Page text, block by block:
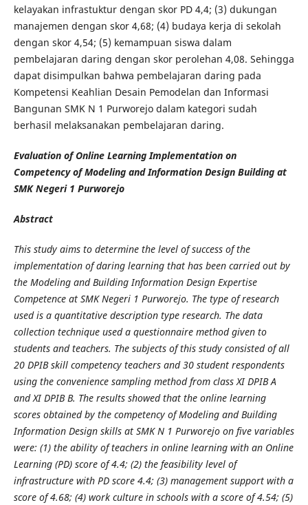
kelayakan infrastuktur dengan skor PD 4,4; (3) dukungan
manajemen dengan skor 4,68; (4) budaya kerja di sekolah
dengan skor 4,54; (5) kemampuan siswa dalam
pembelajaran daring dengan skor perolehan 4,08. Sehingga
dapat disimpulkan bahwa pembelajaran daring pada
Kompetensi Keahlian Desain Pemodelan dan Informasi
Bangunan SMK N 1 Purworejo dalam kategori sudah
berhasil melaksanakan pembelajaran daring.
Evaluation of Online Learning Implementation on
Competency of Modeling and Information Design Building at
SMK Negeri 1 Purworejo
Abstract
This study aims to determine the level of success of the
implementation of daring learning that has been carried out by
the Modeling and Building Information Design Expertise
Competence at SMK Negeri 1 Purworejo. The type of research
used is a quantitative description type research. The data
collection technique used a questionnaire method given to
students and teachers. The subjects of this study consisted of all
20 DPIB skill competency teachers and 30 student respondents
using the convenience sampling method from class XI DPIB A
and XI DPIB B. The results showed that the online learning
scores obtained by the competency of Modeling and Building
Information Design skills at SMK N 1 Purworejo on five variables
were: (1) the ability of teachers in online learning with an Online
Learning (PD) score of 4.4; (2) the feasibility level of
infrastructure with PD score 4.4; (3) management support with a
score of 4.68; (4) work culture in schools with a score of 4.54; (5)